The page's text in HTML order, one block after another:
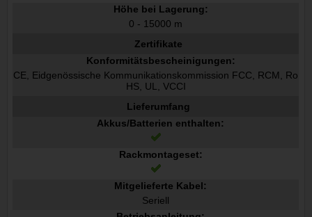
Höhe bei Lagerung:
0 - 15000 m
Zertifikate
Konformitätsbescheinigungen:
CE, Eidgenössische Kommunikationskommission FCC, RCM, Ro
HS, UL, VCCI
Lieferumfang
Akkus/Batterien enthalten:
Rackmontageset:
Mitgelieferte Kabel:
Seriell